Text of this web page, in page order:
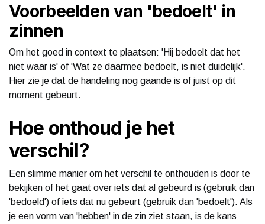
Voorbeelden van 'bedoelt' in
zinnen
Om het goed in context te plaatsen: 'Hij bedoelt dat het
niet waar is' of 'Wat ze daarmee bedoelt, is niet duidelijk'.
Hier zie je dat de handeling nog gaande is of juist op dit
moment gebeurt.
Hoe onthoud je het
verschil?
Een slimme manier om het verschil te onthouden is door te
bekijken of het gaat over iets dat al gebeurd is (gebruik dan
'bedoeld') of iets dat nu gebeurt (gebruik dan 'bedoelt'). Als
je een vorm van 'hebben' in de zin ziet staan, is de kans